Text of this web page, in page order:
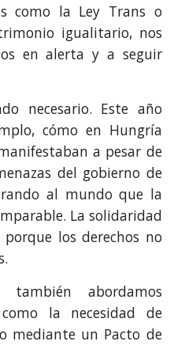
como la Ley Trans o
igualitario, nos
en alerta y a seguir
necesario. Este año
cómo en Hungría
a pesar de
del gobierno de
al mundo que la
La solidaridad
los derechos no
también abordamos
la necesidad de
mediante un Pacto de